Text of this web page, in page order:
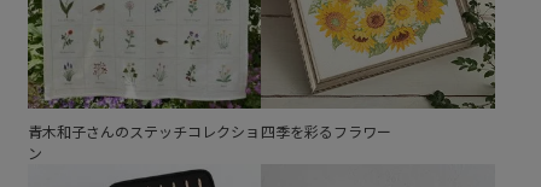
青木和子さんのステッチコレクショ
ン
四季を彩るフラワー